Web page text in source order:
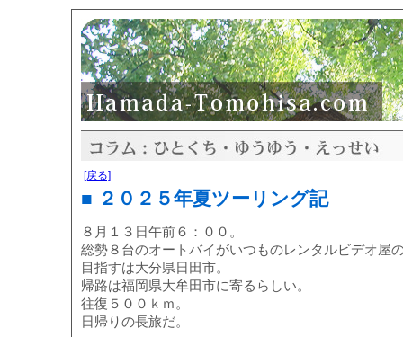
[戻る]
■ ２０２５年夏ツーリング記
８月１３日午前６：００。
総勢８台のオートバイがいつものレンタルビデオ屋
目指すは大分県日田市。
帰路は福岡県大牟田市に寄るらしい。
往復５００ｋｍ。
日帰りの長旅だ。